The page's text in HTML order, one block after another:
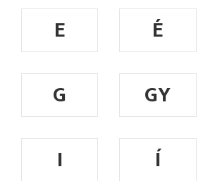
E
É
G
GY
I
Í